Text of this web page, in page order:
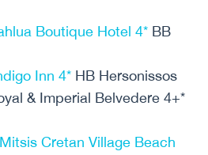
Boutique Hotel 4* BB
Inn 4* HB Hersonissos
& Imperial Belvedere 4+*
Mitsis Cretan Village Beach